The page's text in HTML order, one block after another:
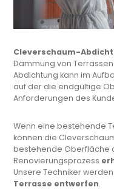
Cleverschaum-
Dämmung von
Abdichtung kann im
auf der die endgültige
Anforderungen des
Wenn eine bestehende
können die
bestehende Oberfläche
Renovierungsprozess
Unsere Techniker werden
Terrasse entwerfen.